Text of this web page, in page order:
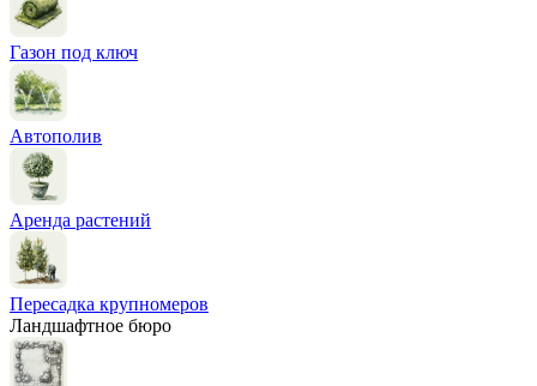
Газон под ключ
Автополив
Аренда растений
Пересадка крупномеров
Ландшафтное бюро